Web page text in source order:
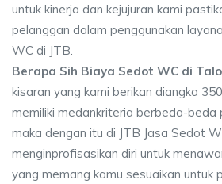
untuk kinerja dan kejujuran kami
pelanggan dalam penggunakan
WC di JTB.
Berapa Sih Biaya Sedot WC di
kisaran yang kami berikan diangka
memiliki medankriteria berbeda-beda
maka dengan itu di JTB Jasa Sedot
menginprofisasikan diri untuk
yang memang kamu sesuaikan untuk